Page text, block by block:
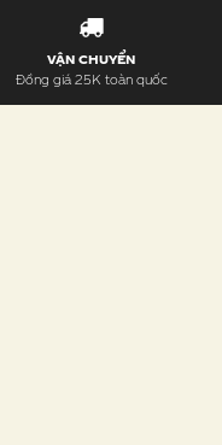
VẬN CHUYỂN
Đồng giá 25K toàn quốc